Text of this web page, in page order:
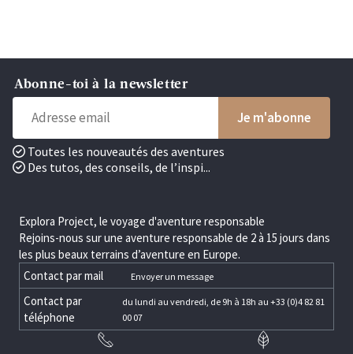
Abonne-toi à la newsletter
Toutes les nouveautés des aventures
Des tutos, des conseils, de l’inspi...
Explora Project, le voyage d'aventure responsable
Rejoins-nous sur une aventure responsable de 2 à 15 jours dans
les plus beaux terrains d’aventure en Europe.
Contact par mail
Envoyer un message
Contact par
téléphone
du lundi au vendredi, de 9h à 18h au +33 (0)4 82 81
00 07